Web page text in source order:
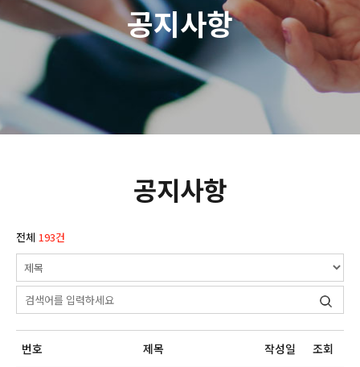
공지사항
공지사항
전체 193건
번호 제목 작성일 조회